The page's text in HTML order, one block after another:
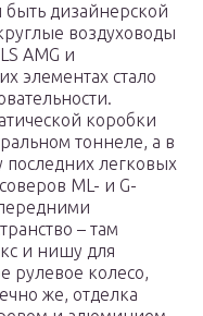
быть дизайнерской
воздуховоды
AMG и
элементах стало
коробки
тоннеле, а в
последних легковых
ML- и G-
– там
и нишу для
рулевое колесо,
же, отделка